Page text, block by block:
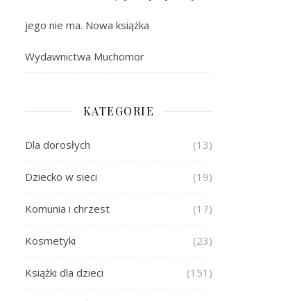
jego nie ma. Nowa książka
Wydawnictwa Muchomor
KATEGORIE
Dla dorosłych (13)
Dziecko w sieci (19)
Komunia i chrzest (17)
Kosmetyki (23)
Książki dla dzieci (151)